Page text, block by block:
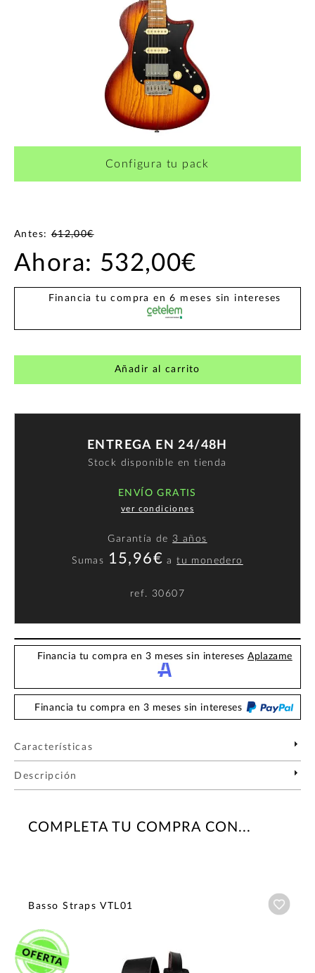
¿Quieres crearte tu propio pack?
Configura tu pack
Antes:612,00€
Ahora: 532,00€
Financia tu compra en 6 meses sin intereses
Añadir al carrito
ENTREGA EN 24/48H
Stock disponible en tienda
ENVÍO GRATIS
ver condiciones
Garantía de 3 años
Sumas 15,96€ atu monedero
ref. 30607
Financia tu compra en 3 meses sin interesesAplazame
Financia tu compra en 3 meses sin intereses
Características
Descripción
COMPLETA TU COMPRA CON...
Basso Straps VTL01